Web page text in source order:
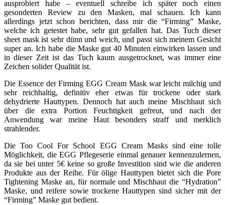
ausprobiert habe – eventuell schreibe ich später noch einen
gesonderten Review zu den Masken, mal schauen. Ich kann
allerdings jetzt schon berichten, dass mir die “Firming” Maske,
welche ich getestet habe, sehr gut gefallen hat. Das Tuch dieser
sheet mask ist sehr dünn und weich, und passt sich meinem Gesicht
super an. Ich habe die Maske gut 40 Minuten einwirken lassen und
in dieser Zeit ist das Tuch kaum ausgetrocknet, was immer eine
Zeichen solider Qualität ist.
Die Essence der Firming EGG Cream Mask war leicht milchig und
sehr reichhaltig, definitiv eher etwas für trockene oder stark
dehydrierte Hauttypen. Dennoch hat auch meine Mischhaut sich
über die extra Portion Feuchtigkeit gefreut, und nach der
Anwendung war meine Haut besonders straff und merklich
strahlender.
Die Too Cool For School EGG Cream Masks sind eine tolle
Möglichkeit, die EGG Pflegeserie einmal genauer kennenzulernen,
da sie bei unter 5€ keine so große Investition sind wie die anderen
Produkte aus der Reihe. Für ölige Hauttypen bietet sich die Pore
Tightening Maske an, für normale und Mischhaut die “Hydration”
Maske, und reifere sowie trockene Hauttypen sind sicher mit der
“Firming” Maske gut bedient.